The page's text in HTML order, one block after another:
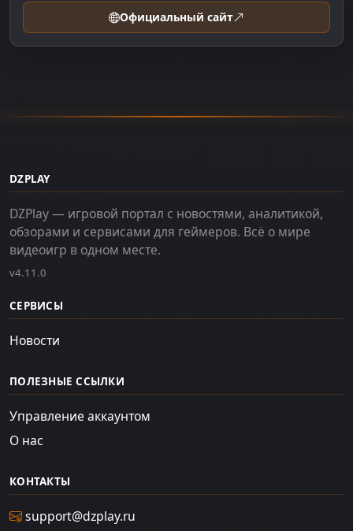
Официальный сайт
DZPLAY
DZPlay — игровой портал с новостями, аналитикой,
обзорами и сервисами для геймеров. Всё о мире
видеоигр в одном месте.
v4.11.0
СЕРВИСЫ
Новости
ПОЛЕЗНЫЕ ССЫЛКИ
Управление аккаунтом
О нас
КОНТАКТЫ
support@dzplay.ru